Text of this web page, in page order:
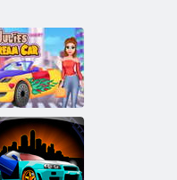
Mașina de vis
Julies